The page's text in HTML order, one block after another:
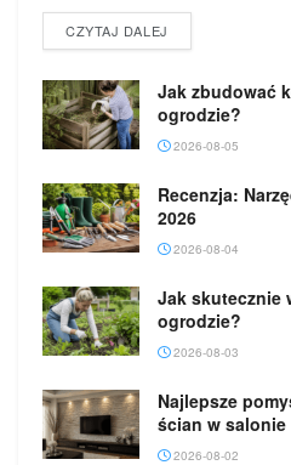
CZYTAJ DALEJ
Jak zbudować
ogrodzie?
2026-08-05
Recenzja:
2026
2026-08-04
Jak skutecznie
ogrodzie?
2026-08-03
Najlepsze
ścian w salonie
2026-08-02